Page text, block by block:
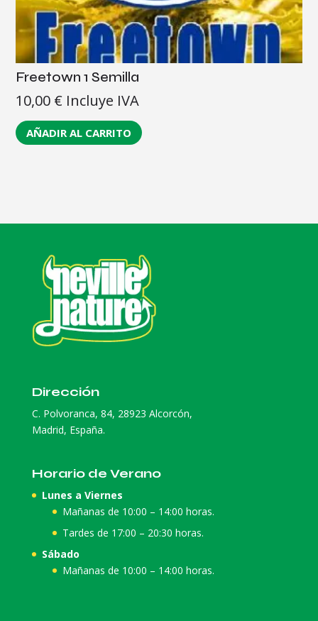
Freetown 1 Semilla
10,00 € Incluye IVA
AÑADIR AL CARRITO
Dirección
C. Polvoranca, 84, 28923 Alcorcón,
Madrid, España.
Horario de Verano
Lunes a Viernes
Mañanas de 10:00 – 14:00 horas.
Tardes de 17:00 – 20:30 horas.
Sábado
Mañanas de 10:00 – 14:00 horas.